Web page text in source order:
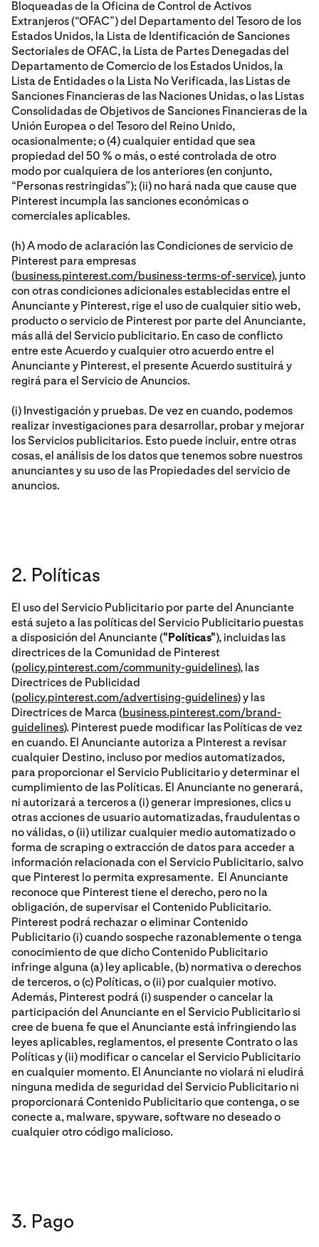
Bloqueadas de la Oficina de Control de Activos
Extranjeros (“OFAC”) del Departamento del Tesoro de los
Estados Unidos, la Lista de Identificación de Sanciones
Sectoriales de OFAC, la Lista de Partes Denegadas del
Departamento de Comercio de los Estados Unidos, la
Lista de Entidades o la Lista No Verificada, las Listas de
Sanciones Financieras de las Naciones Unidas, o las Listas
Consolidadas de Objetivos de Sanciones Financieras de la
Unión Europea o del Tesoro del Reino Unido,
ocasionalmente; o (4) cualquier entidad que sea
propiedad del 50 % o más, o esté controlada de otro
modo por cualquiera de los anteriores (en conjunto,
“Personas restringidas”); (ii) no hará nada que cause que
Pinterest incumpla las sanciones económicas o
comerciales aplicables.
(h) A modo de aclaración las Condiciones de servicio de
Pinterest para empresas
(business.pinterest.com/business-terms-of-service), junto
con otras condiciones adicionales establecidas entre el
Anunciante y Pinterest, rige el uso de cualquier sitio web,
producto o servicio de Pinterest por parte del Anunciante,
más allá del Servicio publicitario. En caso de conflicto
entre este Acuerdo y cualquier otro acuerdo entre el
Anunciante y Pinterest, el presente Acuerdo sustituirá y
regirá para el Servicio de Anuncios.
(i) Investigación y pruebas. De vez en cuando, podemos
realizar investigaciones para desarrollar, probar y mejorar
los Servicios publicitarios. Esto puede incluir, entre otras
cosas, el análisis de los datos que tenemos sobre nuestros
anunciantes y su uso de las Propiedades del servicio de
anuncios.
2. Políticas
El uso del Servicio Publicitario por parte del Anunciante
está sujeto a las políticas del Servicio Publicitario puestas
a disposición del Anunciante ("Políticas"), incluidas las
directrices de la Comunidad de Pinterest
(policy.pinterest.com/community-guidelines), las
Directrices de Publicidad
(policy.pinterest.com/advertising-guidelines) y las
Directrices de Marca (business.pinterest.com/brand-
guidelines). Pinterest puede modificar las Políticas de vez
en cuando. El Anunciante autoriza a Pinterest a revisar
cualquier Destino, incluso por medios automatizados,
para proporcionar el Servicio Publicitario y determinar el
cumplimiento de las Políticas. El Anunciante no generará,
ni autorizará a terceros a (i) generar impresiones, clics u
otras acciones de usuario automatizadas, fraudulentas o
no válidas, o (ii) utilizar cualquier medio automatizado o
forma de scraping o extracción de datos para acceder a
información relacionada con el Servicio Publicitario, salvo
que Pinterest lo permita expresamente. El Anunciante
reconoce que Pinterest tiene el derecho, pero no la
obligación, de supervisar el Contenido Publicitario.
Pinterest podrá rechazar o eliminar Contenido
Publicitario (i) cuando sospeche razonablemente o tenga
conocimiento de que dicho Contenido Publicitario
infringe alguna (a) ley aplicable, (b) normativa o derechos
de terceros, o (c) Políticas, o (ii) por cualquier motivo.
Además, Pinterest podrá (i) suspender o cancelar la
participación del Anunciante en el Servicio Publicitario si
cree de buena fe que el Anunciante está infringiendo las
leyes aplicables, reglamentos, el presente Contrato o las
Políticas y (ii) modificar o cancelar el Servicio Publicitario
en cualquier momento. El Anunciante no violará ni eludirá
ninguna medida de seguridad del Servicio Publicitario ni
proporcionará Contenido Publicitario que contenga, o se
conecte a, malware, spyware, software no deseado o
cualquier otro código malicioso.
3. Pago